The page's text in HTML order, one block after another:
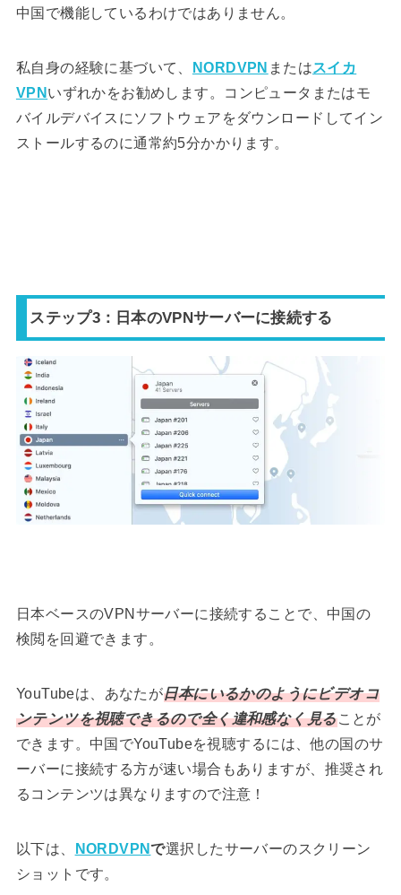
中国で機能しているわけではありません。
私自身の経験に基づいて、 NORDVPN またはスイカ
VPNいずれかをお勧めします。コンピュータまたはモ
バイルデバイスにソフトウェアをダウンロードしてイン
ストールするのに通常約5分かかります。
ステップ3：日本のVPNサーバーに接続する
日本ベースのVPNサーバーに接続することで、中国の
検閲を回避できます。
YouTubeは、あなたが日本にいるかのようにビデオコ
ンテンツを視聴できるので全く違和感なく見ることが
できます。中国でYouTubeを視聴するには、他の国のサ
ーバーに接続する方が速い場合もありますが、推奨され
るコンテンツは異なりますので注意！
以下は、 NORDVPNで選択したサーバーのスクリーン
ショットです。